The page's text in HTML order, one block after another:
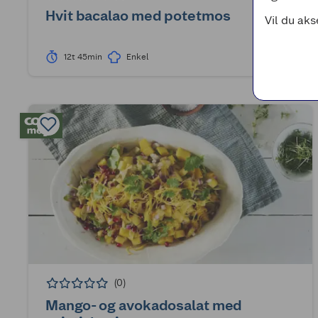
Hvit bacalao med potetmos
12t 45min Enkel
(0)
Mango- og avokadosalat med
Vil du